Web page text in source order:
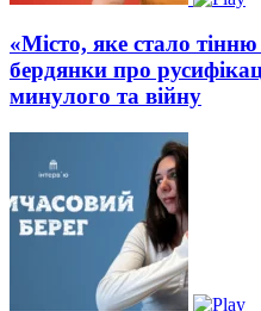
«Місто, яке стало тінню
бердянки про
минулого та війну